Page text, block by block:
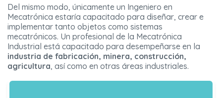
Del mismo modo, únicamente un Ingeniero en
Mecatrónica estaría capacitado para diseñar, crear e
implementar tanto objetos como sistemas
mecatrónicos. Un profesional de la Mecatrónica
Industrial está capacitado para desempeñarse en la
industria de fabricación, minera, construcción,
agricultura, así como en otras áreas industriales.